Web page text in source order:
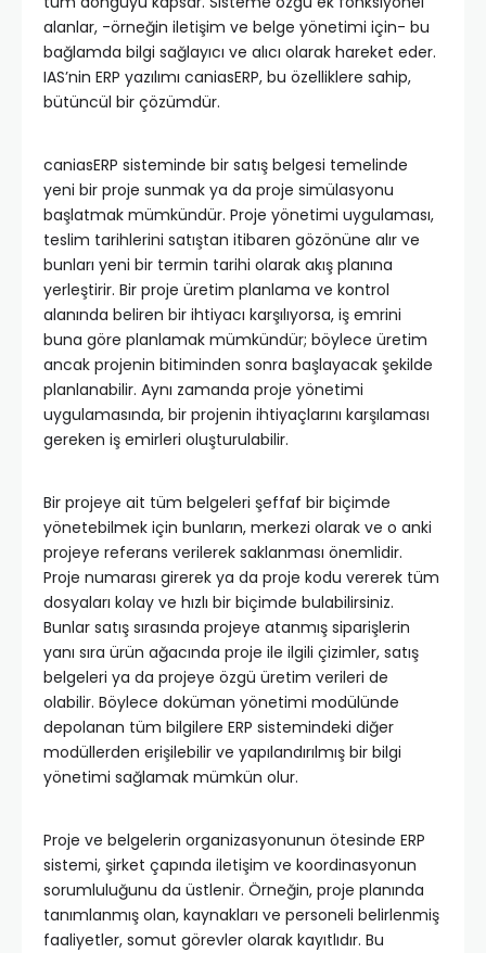
alanlar, -örneğin iletişim ve belge yönetimi için- bu
bağlamda bilgi sağlayıcı ve alıcı olarak hareket eder.
IAS’nin ERP yazılımı caniasERP, bu özelliklere sahip,
bütüncül bir çözümdür.
caniasERP sisteminde bir satış belgesi temelinde
yeni bir proje sunmak ya da proje simülasyonu
başlatmak mümkündür. Proje yönetimi uygulaması,
teslim tarihlerini satıştan itibaren gözönüne alır ve
bunları yeni bir termin tarihi olarak akış planına
yerleştirir. Bir proje üretim planlama ve kontrol
alanında beliren bir ihtiyacı karşılıyorsa, iş emrini
buna göre planlamak mümkündür; böylece üretim
ancak projenin bitiminden sonra başlayacak şekilde
planlanabilir. Aynı zamanda proje yönetimi
uygulamasında, bir projenin ihtiyaçlarını karşılaması
gereken iş emirleri oluşturulabilir.
Bir projeye ait tüm belgeleri şeffaf bir biçimde
yönetebilmek için bunların, merkezi olarak ve o anki
projeye referans verilerek saklanması önemlidir.
Proje numarası girerek ya da proje kodu vererek tüm
dosyaları kolay ve hızlı bir biçimde bulabilirsiniz.
Bunlar satış sırasında projeye atanmış siparişlerin
yanı sıra ürün ağacında proje ile ilgili çizimler, satış
belgeleri ya da projeye özgü üretim verileri de
olabilir. Böylece doküman yönetimi modülünde
depolanan tüm bilgilere ERP sistemindeki diğer
modüllerden erişilebilir ve yapılandırılmış bir bilgi
yönetimi sağlamak mümkün olur.
Proje ve belgelerin organizasyonunun ötesinde ERP
sistemi, şirket çapında iletişim ve koordinasyonun
sorumluluğunu da üstlenir. Örneğin, proje planında
tanımlanmış olan, kaynakları ve personeli belirlenmiş
faaliyetler, somut görevler olarak kayıtlıdır. Bu